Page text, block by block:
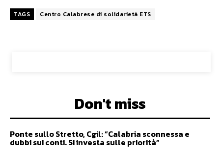
TAGS Centro Calabrese di solidarietà ETS
Don't miss
Ponte sullo Stretto, Cgil: “Calabria sconnessa e
dubbi sui conti. Si investa sulle priorità”